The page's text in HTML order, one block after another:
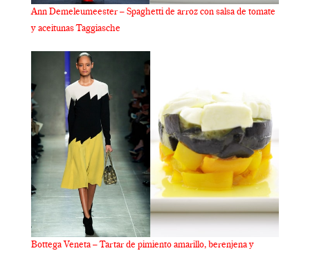
Ann Demeleumeester – Spaghetti de arroz con salsa de tomate
y aceitunas Taggiasche
Bottega Veneta – Tartar de pimiento amarillo, berenjena y